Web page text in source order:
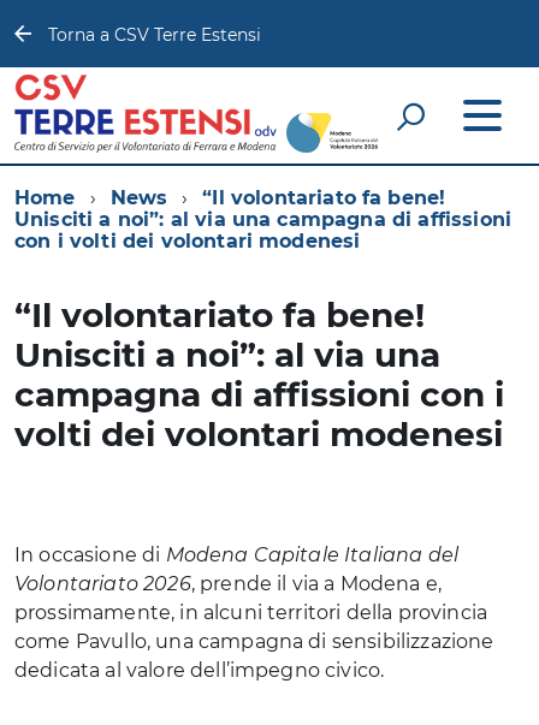
Torna a CSV Terre Estensi
Home News
“Il volontariato fa bene!
Unisciti a noi”: al via una campagna di affissioni
con i volti dei volontari modenesi
“Il volontariato fa bene!
Unisciti a noi”: al via una
campagna di affissioni con i
volti dei volontari modenesi
In occasione di Modena Capitale Italiana del
Volontariato 2026, prende il via a Modena e,
prossimamente, in alcuni territori della provincia
come Pavullo, una campagna di sensibilizzazione
dedicata al valore dell’impegno civico.